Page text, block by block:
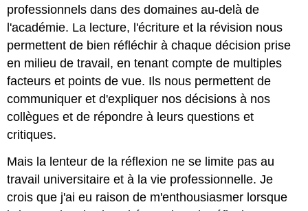
professionnels dans des domaines au-delà de
l'académie. La lecture, l'écriture et la révision nous
permettent de bien réfléchir à chaque décision prise
en milieu de travail, en tenant compte de multiples
facteurs et points de vue. Ils nous permettent de
communiquer et d'expliquer nos décisions à nos
collègues et de répondre à leurs questions et
critiques.
Mais la lenteur de la réflexion ne se limite pas au
travail universitaire et à la vie professionnelle. Je
crois que j'ai eu raison de m'enthousiasmer lorsque